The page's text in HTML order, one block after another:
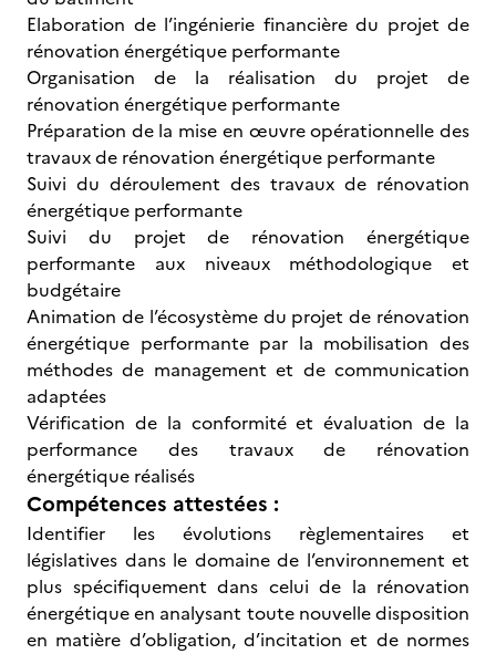
Elaboration de l’ingénierie financière du projet de
rénovation énergétique performante
Organisation de la réalisation du projet de
rénovation énergétique performante
Préparation de la mise en œuvre opérationnelle des
travaux de rénovation énergétique performante
Suivi du déroulement des travaux de rénovation
énergétique performante
Suivi du projet de rénovation énergétique
performante aux niveaux méthodologique et
budgétaire
Animation de l’écosystème du projet de rénovation
énergétique performante par la mobilisation des
méthodes de management et de communication
adaptées
Vérification de la conformité et évaluation de la
performance des travaux de rénovation
énergétique réalisés
Compétences attestées :
Identifier les évolutions règlementaires et
législatives dans le domaine de l’environnement et
plus spécifiquement dans celui de la rénovation
énergétique en analysant toute nouvelle disposition
en matière d’obligation, d’incitation et de normes